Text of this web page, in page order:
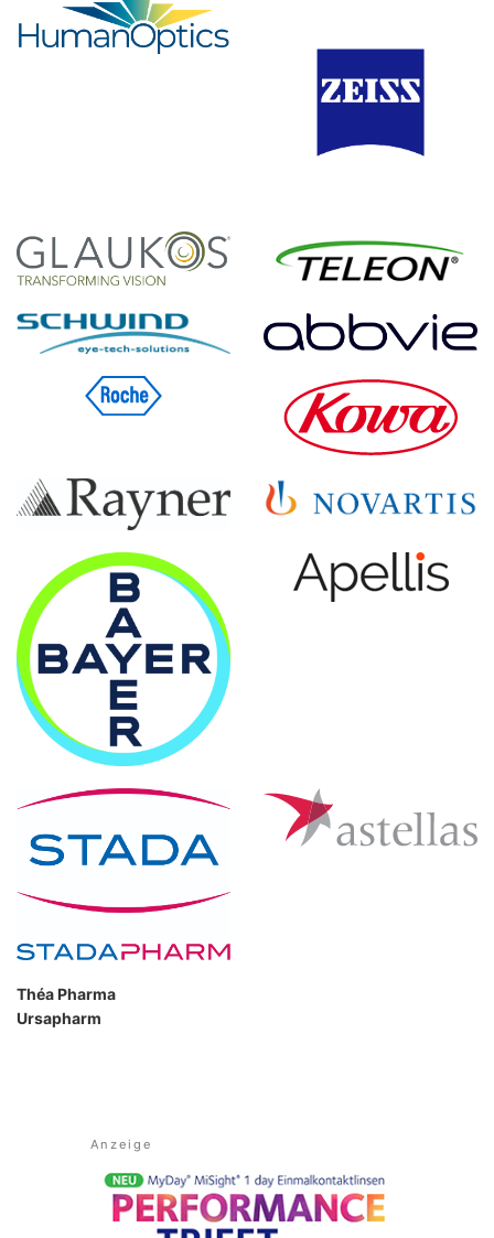
Théa Pharma
Ursapharm